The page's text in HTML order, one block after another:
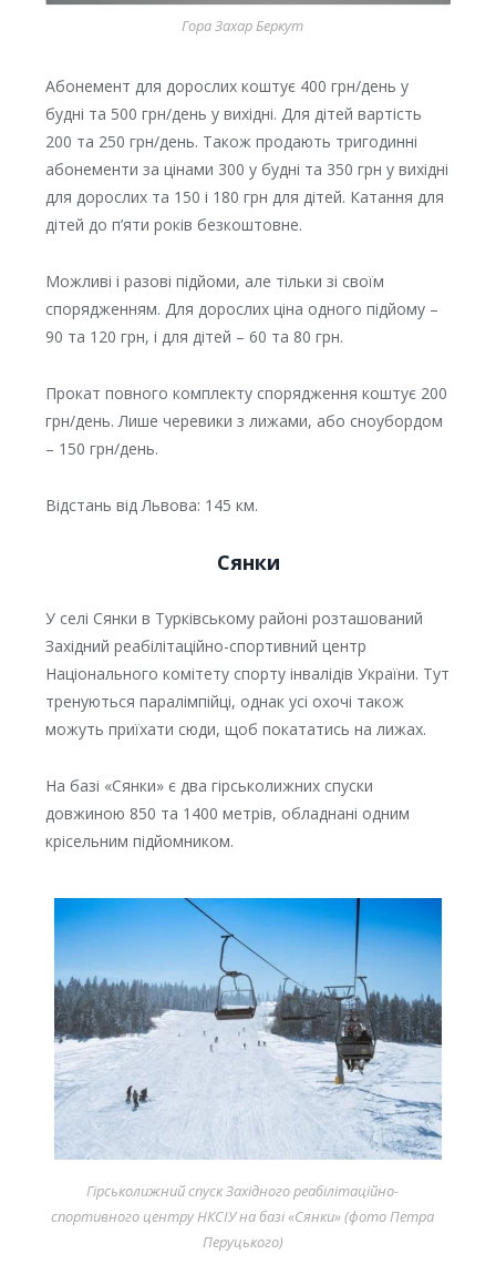
Гора Захар Беркут
Абонемент для дорослих коштує 400 грн/день у
будні та 500 грн/день у вихідні. Для дітей вартість
200 та 250 грн/день. Також продають тригодинні
абонементи за цінами 300 у будні та 350 грн у вихідні
для дорослих та 150 і 180 грн для дітей. Катання для
дітей до п’яти років безкоштовне.
Можливі і разові підйоми, але тільки зі своїм
спорядженням. Для дорослих ціна одного підйому –
90 та 120 грн, і для дітей – 60 та 80 грн.
Прокат повного комплекту спорядження коштує 200
грн/день. Лише черевики з лижами, або сноубордом
– 150 грн/день.
Відстань від Львова: 145 км.
Сянки
У селі Сянки в Турківському районі розташований
Західний реабілітаційно-спортивний центр
Національного комітету спорту інвалідів України. Тут
тренуються паралімпійці, однак усі охочі також
можуть приїхати сюди, щоб покататись на лижах.
На базі «Сянки» є два гірськолижних спуски
довжиною 850 та 1400 метрів, обладнані одним
крісельним підйомником.
Гірськолижний спуск Західного реабілітаційно-
спортивного центру НКСІУ на базі «Сянки» (фото Петра
Перуцького)